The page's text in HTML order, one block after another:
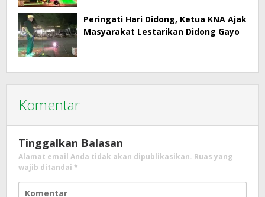
Peringati Hari Didong, Ketua KNA Ajak
Masyarakat Lestarikan Didong Gayo
Komentar
Tinggalkan Balasan
Alamat email Anda tidak akan dipublikasikan. Ruas yang
wajib ditandai *